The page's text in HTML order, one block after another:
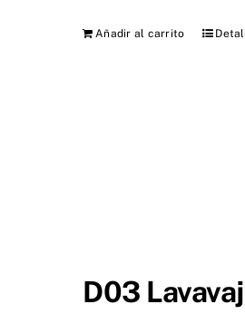
Añadir al carrito
D03